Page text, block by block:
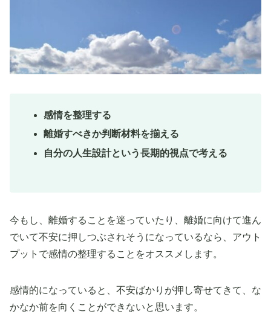
感情を整理する
離婚すべきか判断材料を揃える
自分の人生設計という長期的視点で考える
今もし、離婚することを迷っていたり、離婚に向けて進ん
でいて不安に押しつぶされそうになっているなら、アウト
プットで感情の整理することをオススメします。
感情的になっていると、不安ばかりが押し寄せてきて、な
かなか前を向くことができないと思います。